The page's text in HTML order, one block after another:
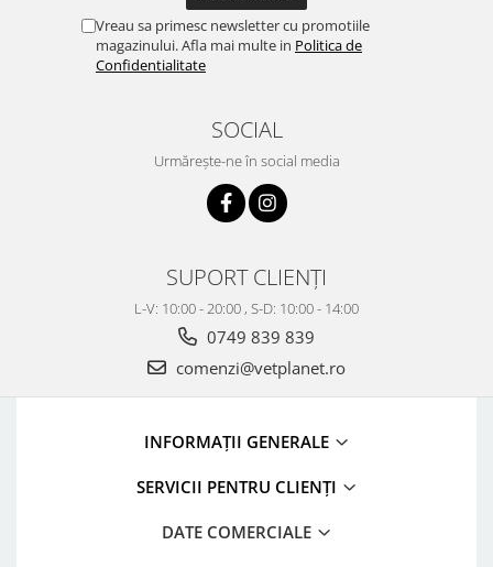
Vreau sa primesc newsletter cu promotiile
magazinului. Afla mai multe in Politica de
Confidentialitate
SOCIAL
Urmărește-ne în social media
SUPORT CLIENȚI
L-V: 10:00 - 20:00 , S-D: 10:00 - 14:00
0749 839 839
comenzi@vetplanet.ro
INFORMAȚII GENERALE
SERVICII PENTRU CLIENȚI
DATE COMERCIALE